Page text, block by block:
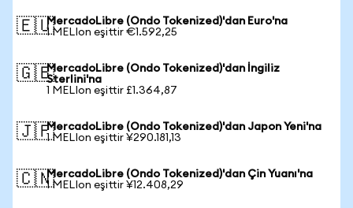
🇪🇺MercadoLibre (Ondo Tokenized)'dan Euro'na
1 MELIon eşittir €1.592,25
🇬🇧MercadoLibre (Ondo Tokenized)'dan İngiliz
Sterlini'na
1 MELIon eşittir £1.364,87
🇯🇵MercadoLibre (Ondo Tokenized)'dan Japon Yeni'na
1 MELIon eşittir ¥290.181,13
🇨🇳MercadoLibre (Ondo Tokenized)'dan Çin Yuanı'na
1 MELIon eşittir ¥12.408,29